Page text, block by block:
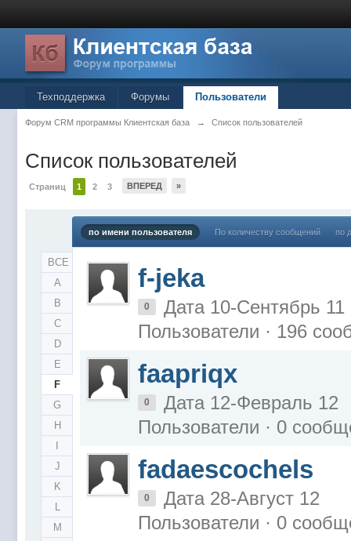
Техподдержка Форумы Пользователи
Форум CRM программы Клиентская база → Список пользователей
Список пользователей
Страниц 1 2 3 ВПЕРЕД »
ВСЕ
A
B
C
D
E
F
G
H
J
K
L
M
по имени пользователя По количеству сообщений по
f-jeka
0
Дата 10-Сентябрь 11
Пользователи · 196
faapriqx
0
Дата 12-Февраль 12
Пользователи · 0
fadaescochels
0
Дата 28-Август 12
Пользователи · 0